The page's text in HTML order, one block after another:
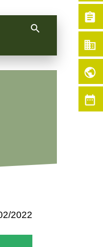
search
2022
assignment
business
public
date_range